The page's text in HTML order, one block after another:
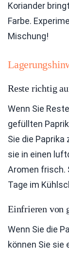
Koriander
Farbe.
Mischung!
Reste richtig
Wenn Sie
gefüllten
Sie die Paprika
sie in einen
Aromen frisch.
Tage im
Einfrieren von
Wenn Sie die
können Sie sie